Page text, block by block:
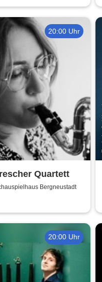
20:00 Uhr
Quartett
Bergneustadt
20:00 Uhr